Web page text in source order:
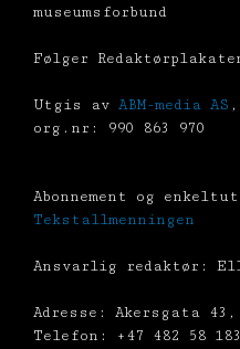
museumsforbund
Følger
Utgis av ABM-media AS ,
org.nr: 990 863 970
Abonnement og
Tekstallmenningen
Ansvarlig redaktør:
Adresse: Akersgata 43,
Telefon: +47 482 58 183